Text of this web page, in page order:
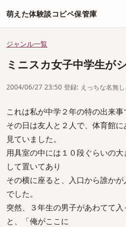
萌えた体験談コピペ保管庫
ジャンル一覧
ミニスカ女子中学生が
2004/06/27 23:50 登録: えっちな名無し
これは私が中学２年の特の出来事
その日は友人と２人で、体育館
見ていました。
用具室の中には１０段ぐらいの
して置いてあり
その横に座ると、入口から誰か
でした。
突然、３年生の男子があわてて
と、「俺がここに